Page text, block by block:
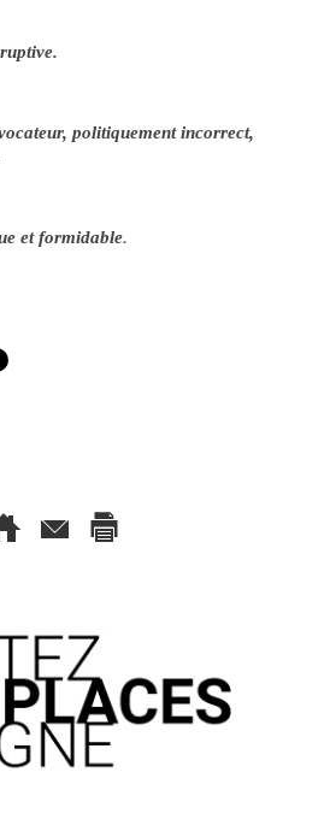
politiquement incorrect,
et formidable.